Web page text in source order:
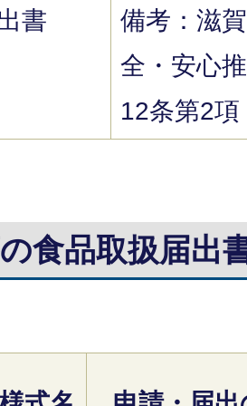
書
備考：滋
全・安心
12条第2項
食品取扱届出